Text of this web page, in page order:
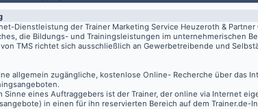
Dienstleistung der Trainer Marketing Service Heuzeroth & Partner
die Bildungs- und Trainingsleistungen im unternehmerischen
TMS richtet sich ausschließlich an Gewerbetreibende und
allgemein zugängliche, kostenlose Online- Recherche über das
Sinne eines Auftraggebers ist der Trainer, der online via Internet
in einen für ihn reservierten Bereich auf dem Trainer.de-